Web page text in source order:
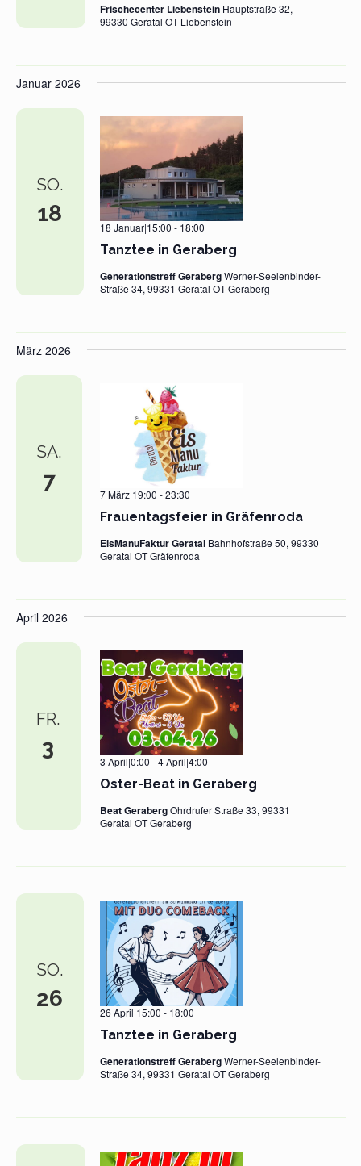
Frischecenter Liebenstein Hauptstraße 32,
99330 Geratal OT Liebenstein
Januar 2026
SO.
18
Tanztee in Geraberg
18 Januar|15:00 - 18:00
Generationstreff GerabergWerner-Seelenbinder-
Straße 34, 99331 Geratal OT Geraberg
März 2026
SA.
7
Frauentagsfeier in Gräfenroda
7 März|19:00 -23:30
EisManuFaktur Geratal Bahnhofstraße 50, 99330
Geratal OT Gräfenroda
April 2026
FR.
3
Oster-Beat in Geraberg
3 April|0:00 -4 April|4:00
Beat GerabergOhrdrufer Straße 33, 99331
Geratal OT Geraberg
SO.
26
Tanztee in Geraberg
26 April|15:00 - 18:00
Generationstreff GerabergWerner-Seelenbinder-
Straße 34, 99331 Geratal OT Geraberg